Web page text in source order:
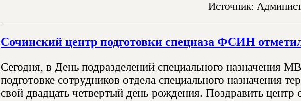
Источник:
Сочинский центр подготовки спецназа ФСИН
Сегодня, в День подразделений специального назначения
подготовке сотрудников отдела специального назначения
свой двадцать четвертый день рождения. Поздравить центр